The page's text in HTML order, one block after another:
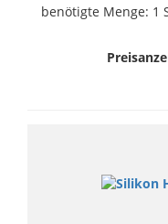
benötigte Menge: 1